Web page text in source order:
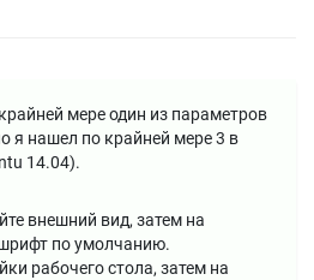
мере один из параметров
я нашел по крайней мере 3 в
14.04).
внешний вид, затем на
по умолчанию.
рабочего стола, затем на